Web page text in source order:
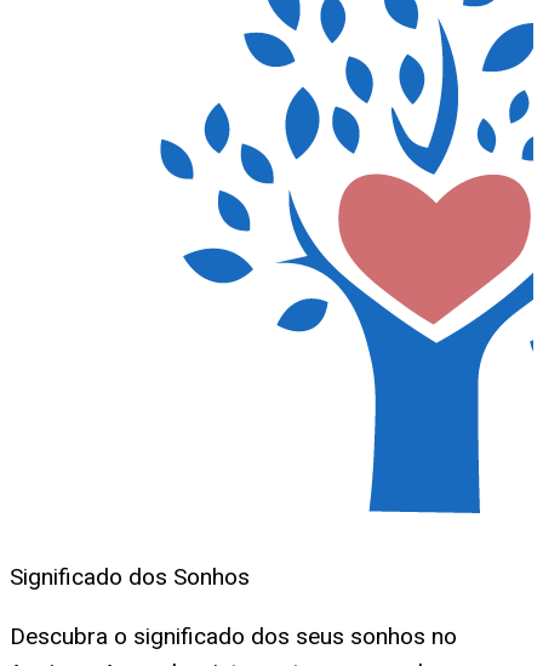
Significado dos Sonhos
Descubra o significado dos seus sonhos no